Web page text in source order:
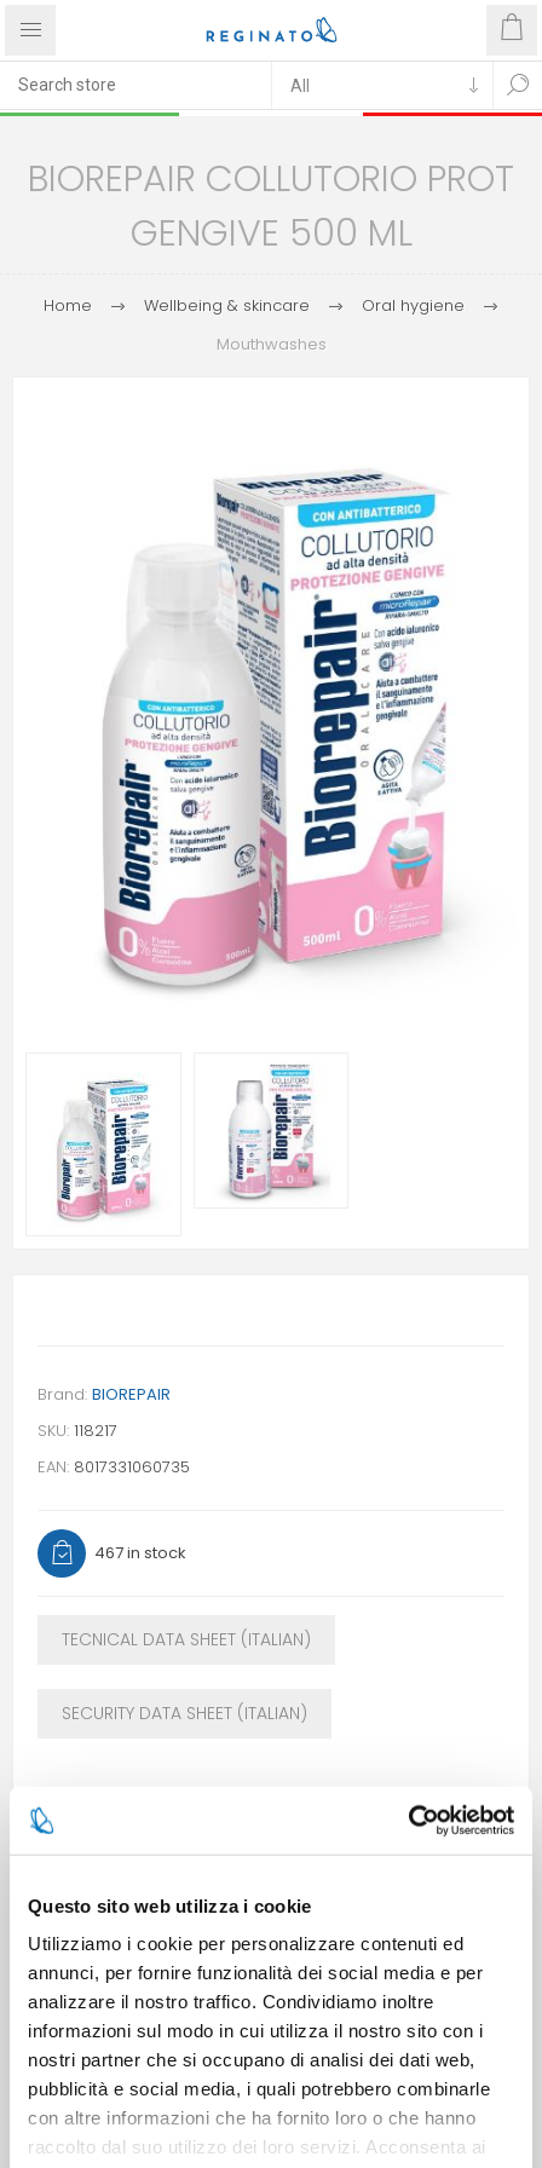
Questo sito web utilizza i cookie
Utilizziamo i cookie per personalizzare contenuti ed
annunci, per fornire funzionalità dei social media e per
analizzare il nostro traffico. Condividiamo inoltre
informazioni sul modo in cui utilizza il nostro sito con i
nostri partner che si occupano di analisi dei dati web,
pubblicità e social media, i quali potrebbero combinarle
con altre informazioni che ha fornito loro o che hanno
raccolto dal suo utilizzo dei loro servizi. Acconsenta ai
BIOREPAIR COLLUTORIO PROT
GENGIVE 500 ML
Home Wellbeing & skincare
Oral hygiene
Mouthwashes
Brand: BIOREPAIR
SKU: 118217
EAN: 8017331060735
467 in stock
TECNICAL DATA SHEET (ITALIAN)
SECURITY DATA SHEET (ITALIAN)
SPECIFICATIONS
CONTACT US